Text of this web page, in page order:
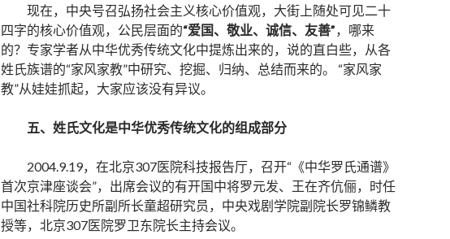
现在，中央号召弘扬社会主义核心价值观，大街上随处可见二十
四字的核心价值观，公民层面的“爱国、敬业、诚信、友善”，哪来
的？专家学者从中华优秀传统文化中提炼出来的，说的直白些，从各
姓氏族谱的“家风家教”中研究、挖掘、归纳、总结而来的。 “家风家
教”从娃娃抓起，大家应该没有异议。
五、姓氏文化是中华优秀传统文化的组成部分
2004.9.19，在北京307医院科技报告厅，召开“《中华罗氏通谱》
首次京津座谈会”，出席会议的有开国中将罗元发、王在齐伉俪，时任
中国社科院历史所副所长童超研究员，中央戏剧学院副院长罗锦鳞教
授等，北京307医院罗卫东院长主持会议。